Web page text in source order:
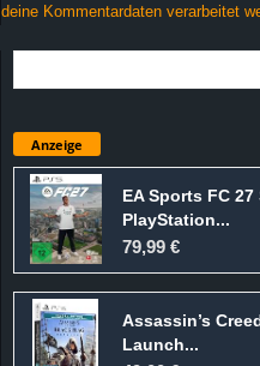
deine Kommentardaten verarbeitet
Anzeige
EA Sports FC
PlayStation...
79,99 €
Assassin’s
Launch...